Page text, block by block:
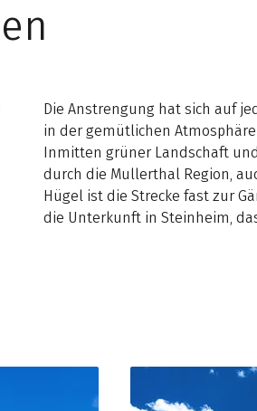
Die Anstrengung hat sich auf
in der gemütlichen
Inmitten grüner Landschaft
durch die Mullerthal Region,
Hügel ist die Strecke fast zur
die Unterkunft in Steinheim,